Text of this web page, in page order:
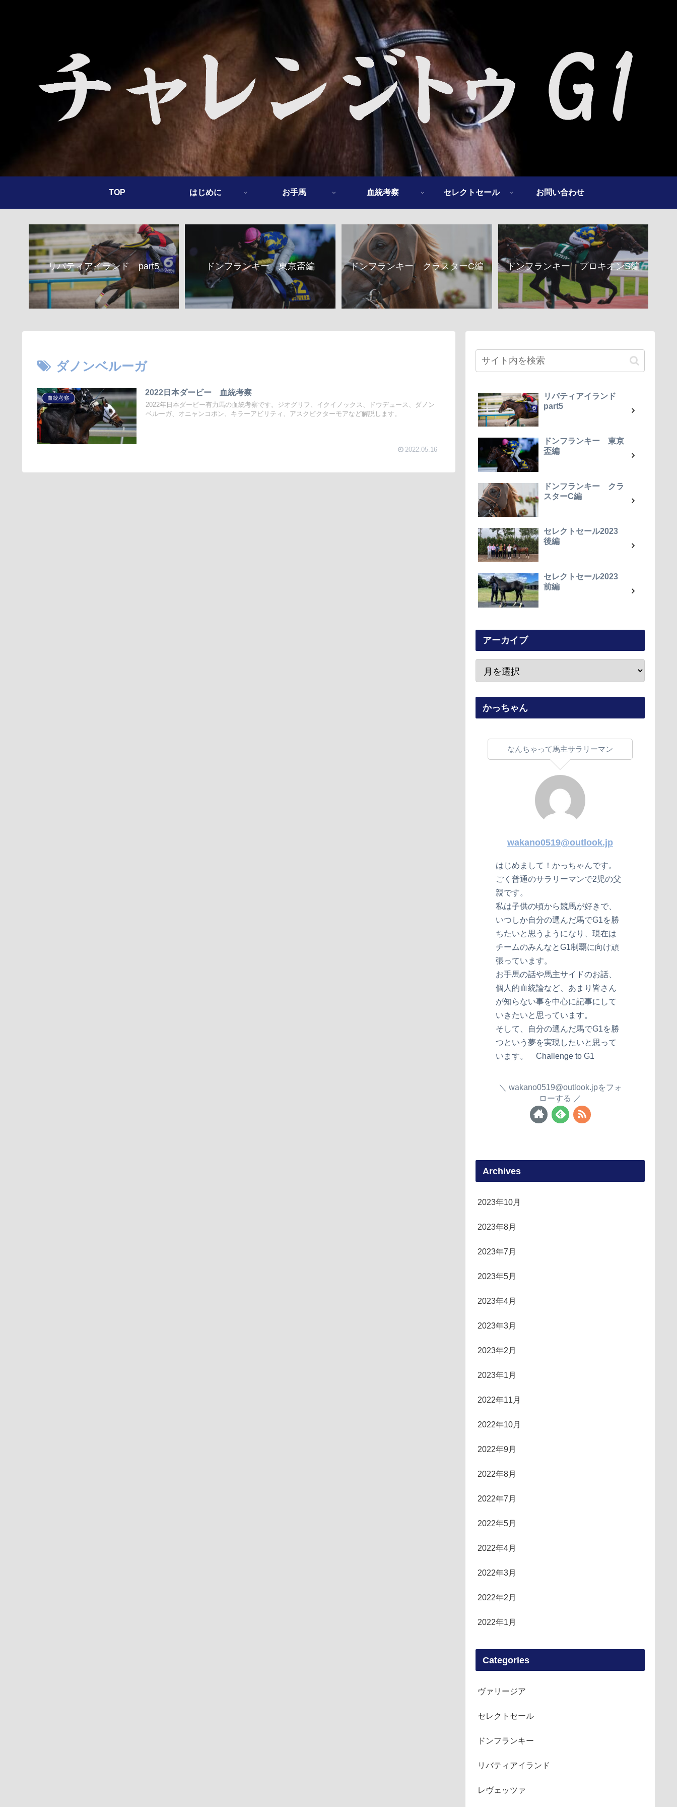
TOP はじめに お手馬 血統考察 セレクトセール お問い合わせ
リバティアイランド part5 ドンフランキー 東京盃編 ドンフランキー クラスターC編 ドンフランキー プロキオンS編
ダノンベルーガ
血統考察
2022日本ダービー 血統考察
2022年日本ダービー有力馬の血統考察です。ジオグリフ、イクイノックス、ドウデュース、ダノン
ベルーガ、オニャンコポン、キラーアビリティ、アスクビクターモアなど解説します。
2022.05.16
リバティアイランド
part5
ドンフランキー 東京
盃編
ドンフランキー クラ
スターC編
セレクトセール2023
後編
セレクトセール2023
前編
アーカイブ
かっちゃん
なんちゃって馬主サラリーマン
wakano0519@outlook.jp
はじめまして！かっちゃんです。
ごく普通のサラリーマンで2児の父
親です。
私は子供の頃から競馬が好きで、
いつしか自分の選んだ馬でG1を勝
ちたいと思うようになり、現在は
チームのみんなとG1制覇に向け頑
張っています。
お手馬の話や馬主サイドのお話、
個人的血統論など、あまり皆さん
が知らない事を中心に記事にして
いきたいと思っています。
そして、自分の選んだ馬でG1を勝
つという夢を実現したいと思って
います。 Challenge to G1
wakano0519@outlook.jpをフォ
ローする
Archives
2023年10月
2023年8月
2023年7月
2023年5月
2023年4月
2023年3月
2023年2月
2023年1月
2022年11月
2022年10月
2022年9月
2022年8月
2022年7月
2022年5月
2022年4月
2022年3月
2022年2月
2022年1月
Categories
ヴァリージア
セレクトセール
ドンフランキー
リバティアイランド
レヴェッツァ